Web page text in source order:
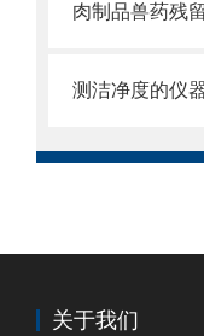
关于我们